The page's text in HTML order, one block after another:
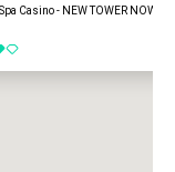
Casino - NEW TOWER NOW